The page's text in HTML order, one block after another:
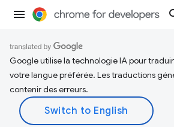
Google utilise la technologie IA pour
votre langue préférée. Les traductions
contenir des erreurs.